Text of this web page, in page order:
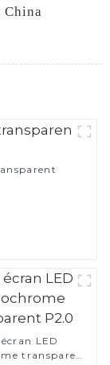
China
LED
transparent